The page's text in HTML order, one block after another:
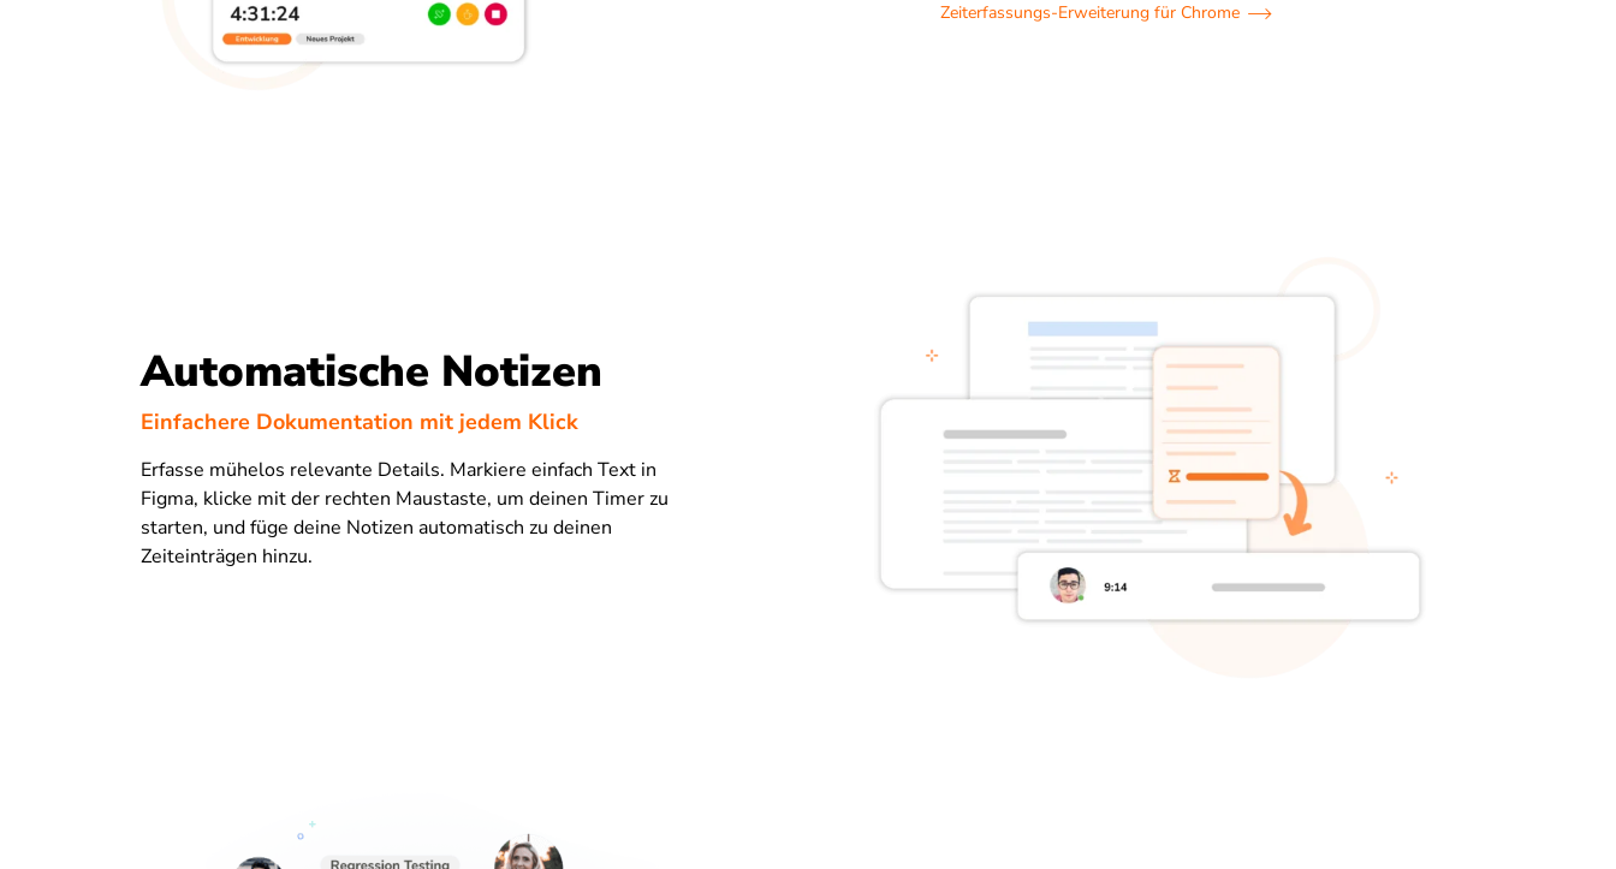
Zeiterfassungs-Erweiterung für Chrome
Automatische Notizen
Einfachere Dokumentation mit jedem Klick
Erfasse mühelos relevante Details. Markiere einfach Text in
Figma, klicke mit der rechten Maustaste, um deinen Timer zu
starten, und füge deine Notizen automatisch zu deinen
Zeiteinträgen hinzu.